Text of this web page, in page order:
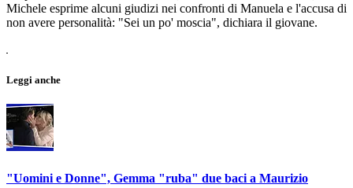
Michele esprime alcuni giudizi nei confronti di Manuela e l'accusa di
non avere personalità: "Sei un po' moscia", dichiara il giovane.
Leggi anche
"Uomini e Donne", Gemma "ruba" due baci a Maurizio